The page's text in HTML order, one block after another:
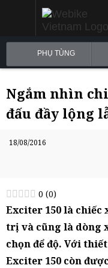
PHỤ TÙNG
Ngắm nhìn
đấu đầy lộng
18/08/2016
0 (0)
Exciter 150 là chiếc
trị và cũng là dòng
chọn để độ. Với
Exciter 150 còn